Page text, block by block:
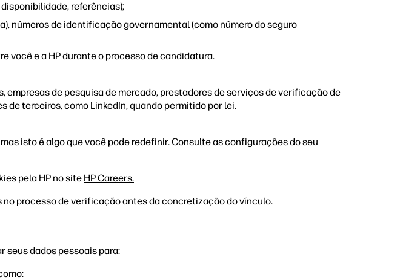
referências);
números de identificação governamental (como número do seguro
você e a HP durante o processo de candidatura.
de pesquisa de mercado, prestadores de serviços de verificação de
terceiros, como LinkedIn, quando permitido por lei.
isto é algo que você pode redefinir. Consulte as configurações do seu
pela HP no site HP Careers.
processo de verificação antes da concretização do vínculo.
seus dados pessoais para: